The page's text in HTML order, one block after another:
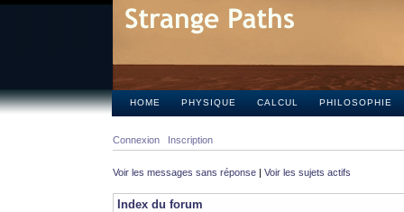
HOME PHYSIQUE CALCUL PHILOSOPHIE
Connexion Inscription
Voir les messages sans réponse | Voir les sujets actifs
Index du forum